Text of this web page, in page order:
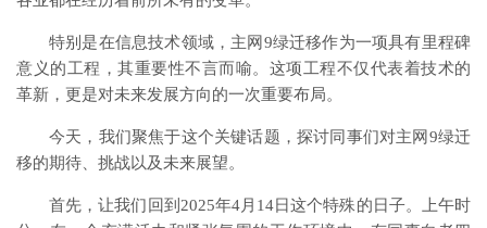
特别是在信息技术领域，主网9绿迁移作为一项具有里程碑
意义的工程，其重要性不言而喻。这项工程不仅代表着技术的
革新，更是对未来发展方向的一次重要布局。
今天，我们聚焦于这个关键话题，探讨同事们对主网9绿迁
移的期待、挑战以及未来展望。
首先，让我们回到2025年4月14日这个特殊的日子。上午时